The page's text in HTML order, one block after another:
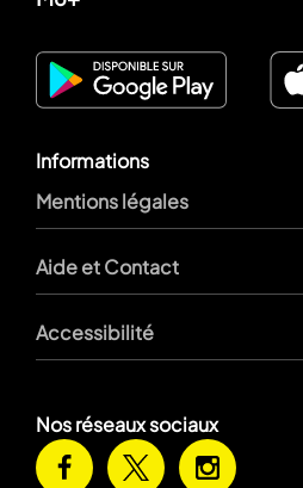
Informations
Mentions légales
Aide et Contact
Accessibilité
Nos réseaux sociaux